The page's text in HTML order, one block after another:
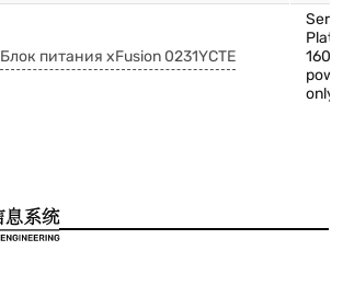
Блок питания xFusion 0231YCTE
only